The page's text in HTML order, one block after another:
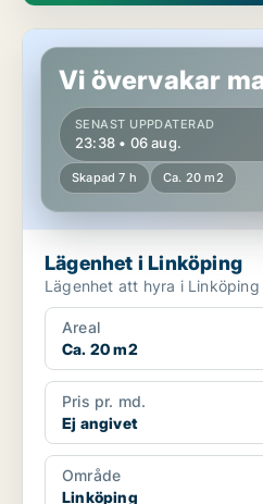
Lägenhet i Linköping
Vi övervakar
SENAST UPPDATERAD
23:38 • 06 aug.
Skapad 7 h Ca. 20 m2
Lägenhet i Linköping
Lägenhet att hyra i Linköping
Areal
Ca. 20 m2
Pris pr. md.
Ej angivet
Område
Linköping